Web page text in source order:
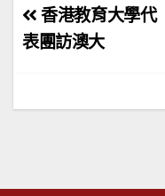
文
章
覽
香港教育大學代
表團訪澳大